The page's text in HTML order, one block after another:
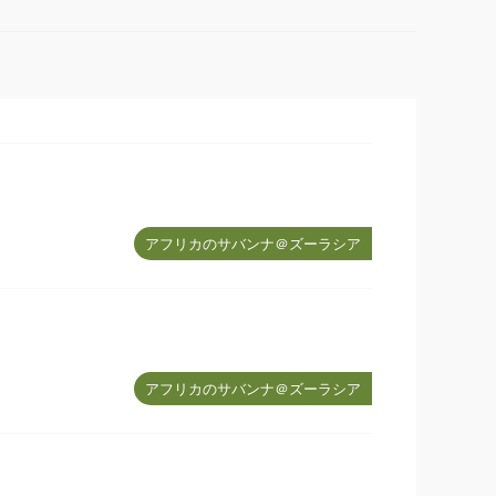
アフリカのサバンナ＠ズーラシア
アフリカのサバンナ＠ズーラシア